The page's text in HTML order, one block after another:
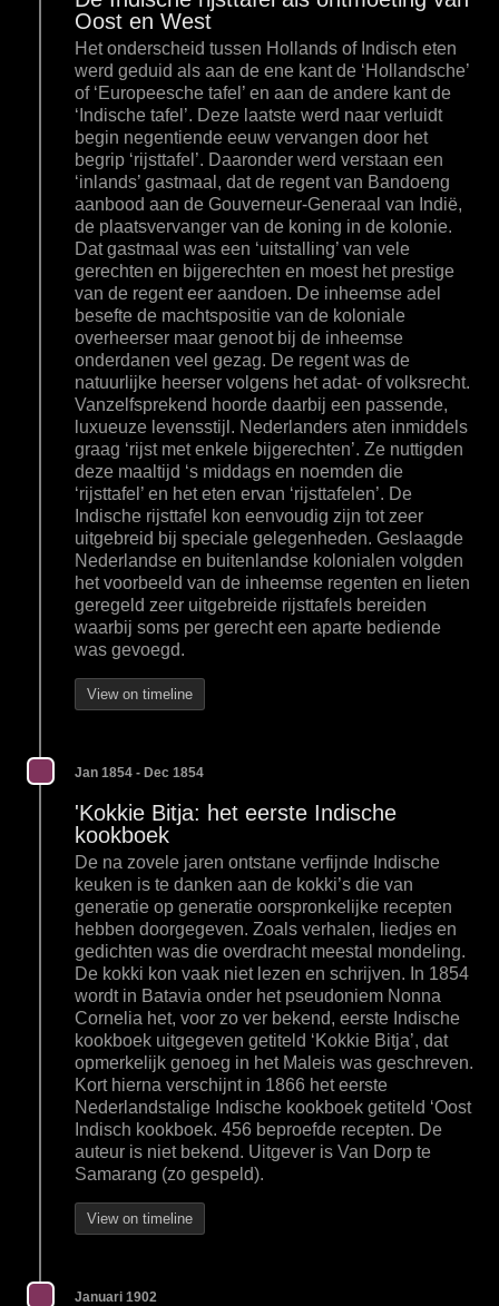
Oost en West
Het onderscheid tussen Hollands of Indisch eten
werd geduid als aan de ene kant de ‘Hollandsche’
of ‘Europeesche tafel’ en aan de andere kant de
‘Indische tafel’. Deze laatste werd naar verluidt
begin negentiende eeuw vervangen door het
begrip ‘rijsttafel’. Daaronder werd verstaan een
‘inlands’ gastmaal, dat de regent van Bandoeng
aanbood aan de Gouverneur-Generaal van Indië,
de plaatsvervanger van de koning in de kolonie.
Dat gastmaal was een ‘uitstalling’ van vele
gerechten en bijgerechten en moest het prestige
van de regent eer aandoen. De inheemse adel
besefte de machtspositie van de koloniale
overheerser maar genoot bij de inheemse
onderdanen veel gezag. De regent was de
natuurlijke heerser volgens het adat- of volksrecht.
Vanzelfsprekend hoorde daarbij een passende,
luxueuze levensstijl. Nederlanders aten inmiddels
graag ‘rijst met enkele bijgerechten’. Ze nuttigden
deze maaltijd ‘s middags en noemden die
‘rijsttafel’ en het eten ervan ‘rijsttafelen’. De
Indische rijsttafel kon eenvoudig zijn tot zeer
uitgebreid bij speciale gelegenheden. Geslaagde
Nederlandse en buitenlandse kolonialen volgden
het voorbeeld van de inheemse regenten en lieten
geregeld zeer uitgebreide rijsttafels bereiden
waarbij soms per gerecht een aparte bediende
was gevoegd.
View on timeline
Jan 1854 - Dec 1854
'Kokkie Bitja: het eerste Indische
kookboek
De na zovele jaren ontstane verfijnde Indische
keuken is te danken aan de kokki’s die van
generatie op generatie oorspronkelijke recepten
hebben doorgegeven. Zoals verhalen, liedjes en
gedichten was die overdracht meestal mondeling.
De kokki kon vaak niet lezen en schrijven. In 1854
wordt in Batavia onder het pseudoniem Nonna
Cornelia het, voor zo ver bekend, eerste Indische
kookboek uitgegeven getiteld ‘Kokkie Bitja’, dat
opmerkelijk genoeg in het Maleis was geschreven.
Kort hierna verschijnt in 1866 het eerste
Nederlandstalige Indische kookboek getiteld ‘Oost
Indisch kookboek. 456 beproefde recepten. De
auteur is niet bekend. Uitgever is Van Dorp te
Samarang (zo gespeld).
View on timeline
Januari 1902